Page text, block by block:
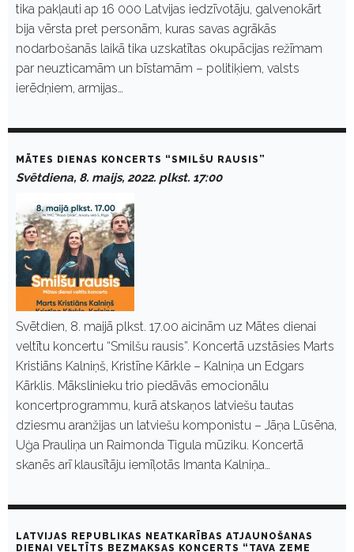
tika pakļauti ap 16 000 Latvijas iedzīvotāju, galvenokārt
bija vērsta pret personām, kuras savas agrākās
nodarbošanās laikā tika uzskatītas okupācijas režīmam
par neuzticamām un bīstamām – politiķiem, valsts
ierēdņiem, armijas…
MĀTES DIENAS KONCERTS “SMILŠU RAUSIS”
Svētdiena, 8. maijs, 2022. plkst. 17:00
Svētdien, 8. maijā plkst. 17.00 aicinām uz Mātes dienai
veltītu koncertu “Smilšu rausis”. Koncertā uzstāsies Marts
Kristiāns Kalniņš, Kristīne Kārkle – Kalniņa un Edgars
Kārklis. Mākslinieku trio piedāvās emocionālu
koncertprogrammu, kurā atskaņos latviešu tautas
dziesmu aranžijas un latviešu komponistu – Jāņa Lūsēna,
Uģa Prauliņa un Raimonda Tigula mūziku. Koncertā
skanēs arī klausītāju iemīļotās Imanta Kalniņa…
LATVIJAS REPUBLIKAS NEATKARĪBAS ATJAUNOŠANAS
DIENAI VELTĪTS BEZMAKSAS KONCERTS “TAVA ZEME